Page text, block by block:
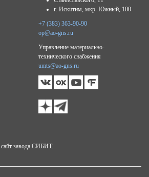
завода СИБИТ.
г. Искитим, мкр. Южный, 100
+7 (383) 363-90-90
op@ao-gns.ru
Управление материально-
технического снабжения
umts@ao-gns.ru